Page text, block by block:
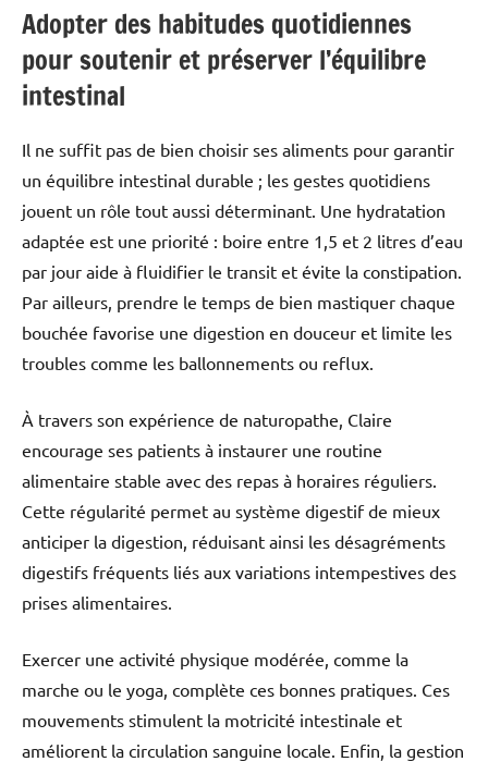
Adopter des habitudes quotidiennes
pour soutenir et préserver l’équilibre
intestinal
Il ne suffit pas de bien choisir ses aliments pour garantir
un équilibre intestinal durable ; les gestes quotidiens
jouent un rôle tout aussi déterminant. Une hydratation
adaptée est une priorité : boire entre 1,5 et 2 litres d’eau
par jour aide à fluidifier le transit et évite la constipation.
Par ailleurs, prendre le temps de bien mastiquer chaque
bouchée favorise une digestion en douceur et limite les
troubles comme les ballonnements ou reflux.
À travers son expérience de naturopathe, Claire
encourage ses patients à instaurer une routine
alimentaire stable avec des repas à horaires réguliers.
Cette régularité permet au système digestif de mieux
anticiper la digestion, réduisant ainsi les désagréments
digestifs fréquents liés aux variations intempestives des
prises alimentaires.
Exercer une activité physique modérée, comme la
marche ou le yoga, complète ces bonnes pratiques. Ces
mouvements stimulent la motricité intestinale et
améliorent la circulation sanguine locale. Enfin, la gestion